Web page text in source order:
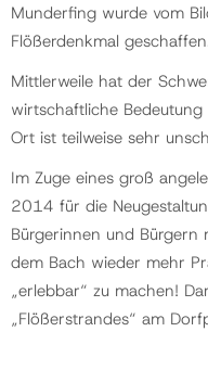
Gemeinde
Kontakt
Munderfing wurde vom
Flößerdenkmal
Mittlerweile hat der
wirtschaftliche
Ort ist teilweise sehr
Im Zuge eines groß
2014 für die
Bürgerinnen und
dem Bach wieder mehr
„erlebbar“ zu machen!
„Flößerstrandes“ am